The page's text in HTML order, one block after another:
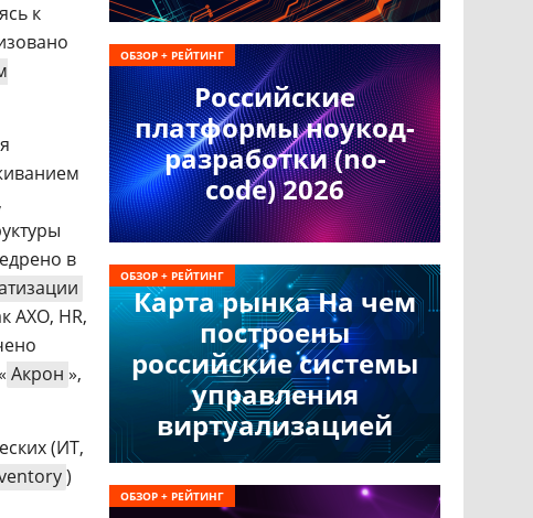
к
в
АХО, HR,
Акрон »,
(ИТ,
)
Российские
платформы ноукод-
разработки (no-
code) 2026
ОБЗОР + РЕЙТИНГ
Карта рынка На чем
построены
российские системы
управления
виртуализацией
ОБЗОР + РЕЙТИНГ
ОБЗОР + РЕЙТИНГ